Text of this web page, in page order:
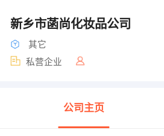
新乡市菡尚化妆品公司
其它
私营企业
公司主页